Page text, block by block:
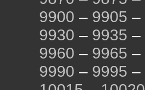
9900 – 9905 –
9930 – 9935 –
9960 – 9965 –
9990 – 9995 –